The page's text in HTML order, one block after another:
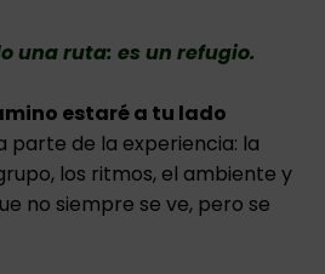
una ruta: es un refugio.
estaré a tu lado
parte de la experiencia: la
los ritmos, el ambiente y
no siempre se ve, pero se